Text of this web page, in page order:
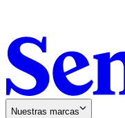
Nuestras marcas